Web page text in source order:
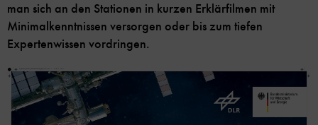
man sich an den Stationen in kurzen Erklärfilmen mit
Minimalkenntnissen versorgen oder bis zum tiefen
Expertenwissen vordringen.